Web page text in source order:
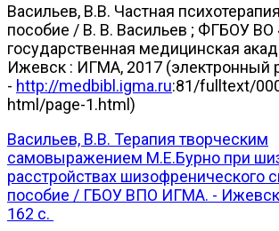
Васильев, В.В. Частная
пособие / В. В. Васильев ; ФГБОУ ВО
государственная медицинская
Ижевск : ИГМА, 2017 (электронный
- http://medbibl.igma.ru:81/fulltext/
html/page-1.html)
Васильев, В.В. Терапия творческим
самовыражением М.Е.Бурно при
расстройствах шизофренического
пособие / ГБОУ ВПО ИГМА. -
162 с.